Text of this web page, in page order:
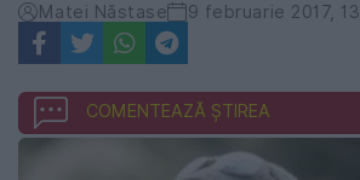
Matei Năstase 9 februarie 2017,
COMENTEAZĂ ȘTIREA